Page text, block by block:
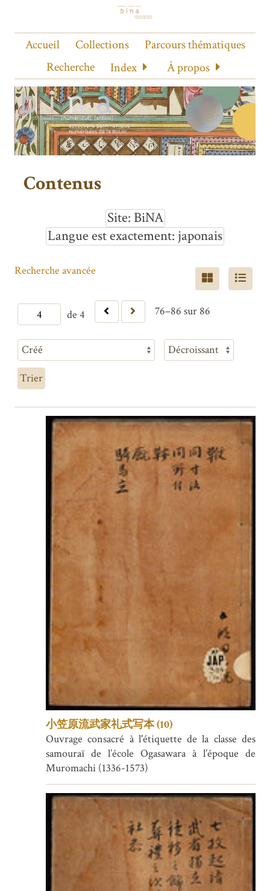
Accueil Collections
Parcours thématiques
Recherche
Index À propos
Contenus
Site BiNA
Langue est exactement japonais
de 4 76–86 sur 86
Recherche avancée
Trier
小笠原流武家礼式写本 (10)
Ouvrage consacré à l'étiquette de la classe des
samouraï de l’école Ogasawara à l’époque de
Muromachi (1336-1573)